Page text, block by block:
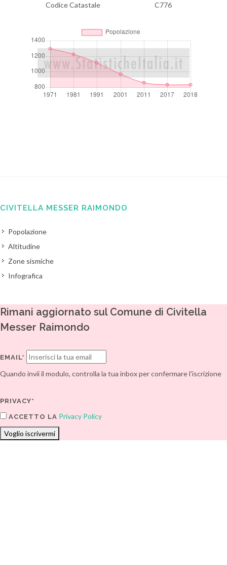
Codice Catastale C776
CIVITELLA MESSER RAIMONDO
Popolazione
Altitudine
Zone sismiche
Infografica
Rimani aggiornato sul Comune di Civitella
Messer Raimondo
EMAIL*
Quando invii il modulo, controlla la tua inbox per confermare l'iscrizione
PRIVACY*
ACCETTO LA Privacy Policy
Voglio iscrivermi